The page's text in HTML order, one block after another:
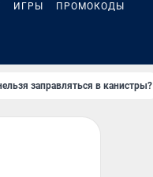
ИГРЫ ПРОМОКОДЫ
заправляться в канистры?